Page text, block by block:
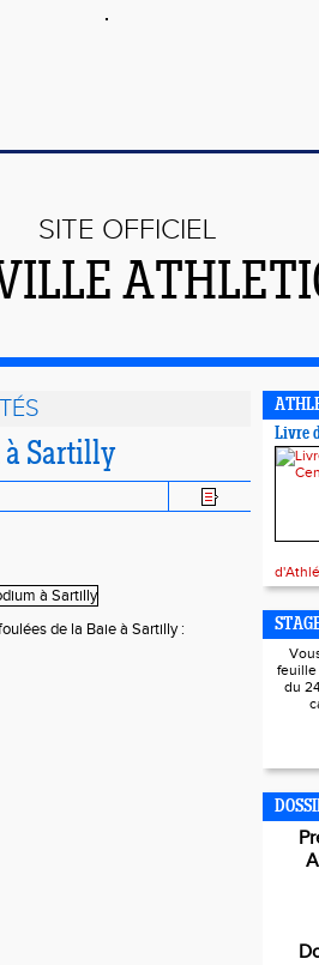
SITE OFFICIEL
à Sartilly
de la Baie à Sartilly :
Livre
feuille
du